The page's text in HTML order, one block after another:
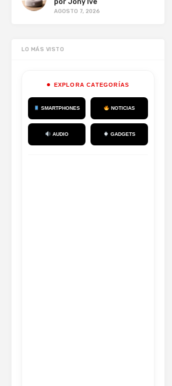
por Jony Ive
AGOSTO 7, 2026
LO MÁS VISTO
EXPLORA CATEGORÍAS
SMARTPHONES NOTICIAS
AUDIO GADGETS